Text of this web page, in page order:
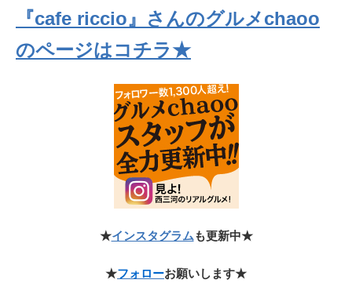
『cafe riccio』さんのグルメchaoo
のページはコチラ★
★インスタグラムも更新中★
★フォローお願いします★